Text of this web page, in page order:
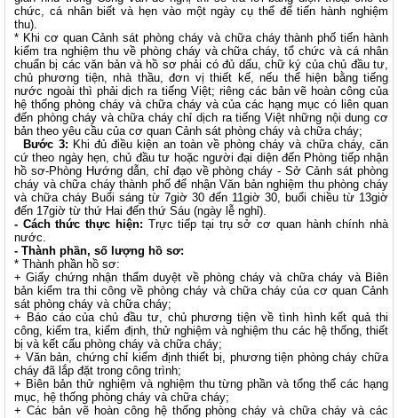
chức, cá nhân biết và hẹn vào một ngày cụ thể để tiến hành nghiệm
thu).
* Khi cơ quan Cảnh sát phòng cháy và chữa cháy thành phố tiến hành
kiểm tra nghiệm thu về phòng cháy và chữa cháy, tổ chức và cá nhân
chuẩn bị các văn bản và hồ sơ phải có đủ dấu, chữ ký của chủ đầu tư,
chủ phương tiện, nhà thầu, đơn vị thiết kế, nếu thể hiện bằng tiếng
nước ngoài thì phải dịch ra tiếng Việt; riêng các bản vẽ hoàn công của
hệ thống phòng cháy và chữa cháy và của các hạng mục có liên quan
đến phòng cháy và chữa cháy chỉ dịch ra tiếng Việt những nội dung cơ
bản theo yêu cầu của cơ quan Cảnh sát phòng cháy và chữa cháy;
Bước 3: Khi đủ điều kiện an toàn về phòng cháy và chữa cháy, căn
cứ theo ngày hẹn, chủ đầu tư hoặc người đại diện đến Phòng tiếp nhận
hồ sơ-Phòng Hướng dẫn, chỉ đạo về phòng cháy - Sở Cảnh sát phòng
cháy và chữa cháy thành phố để nhận Văn bản nghiệm thu phòng cháy
và chữa cháy Buổi sáng từ 7giờ 30 đến 11giờ 30, buổi chiều từ 13giờ
đến 17giờ từ thứ Hai đến thứ Sáu (ngày lễ nghỉ).
- Cách thức thực hiện: Trực tiếp tại trụ sở cơ quan hành chính nhà
nước.
- Thành phần, số lượng hồ sơ:
* Thành phần hồ sơ:
+ Giấy chứng nhận thẩm duyệt về phòng cháy và chữa cháy và Biên
bản kiểm tra thi công về phòng cháy và chữa cháy của cơ quan Cảnh
sát phòng cháy và chữa cháy;
+ Báo cáo của chủ đầu tư, chủ phương tiện về tình hình kết quả thi
công, kiểm tra, kiểm định, thử nghiệm và nghiệm thu các hệ thống, thiết
bị và kết cấu phòng cháy và chữa cháy;
+ Văn bản, chứng chỉ kiểm định thiết bị, phương tiện phòng cháy chữa
cháy đã lắp đặt trong công trình;
+ Biên bản thử nghiệm và nghiệm thu từng phần và tổng thể các hạng
mục, hệ thống phòng cháy và chữa cháy;
+ Các bản vẽ hoàn công hệ thống phòng cháy và chữa cháy và các